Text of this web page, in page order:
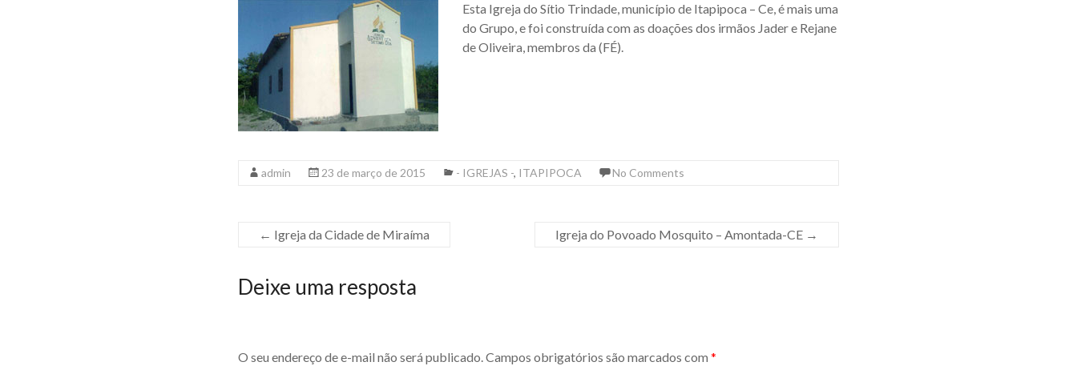
Esta Igreja do Sítio Trindade, município de Itapipoca – Ce, é mais uma
do Grupo, e foi construída com as doações dos irmãos Jader e Rejane
de Oliveira, membros da (FÉ).
admin 23 de março de 2015 - IGREJAS -, ITAPIPOCA No Comments
← Igreja da Cidade de Miraíma Igreja do Povoado Mosquito – Amontada-CE →
Deixe uma resposta
O seu endereço de e-mail não será publicado.Campos obrigatórios são marcados com *